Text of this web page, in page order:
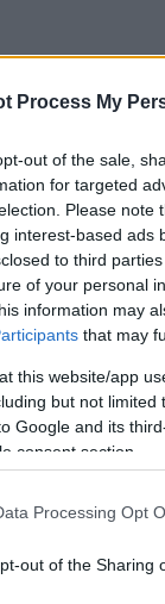
Process My
out of the sale,
for targeted
Please note
interest-based ads
to third
of your personal
information may
that may
this website/app
but not
Google and its
consent section.
Processing Opt
out of the Sharing